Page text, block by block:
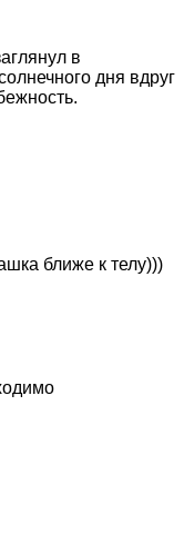
в
дня вдруг
ближе к телу)))